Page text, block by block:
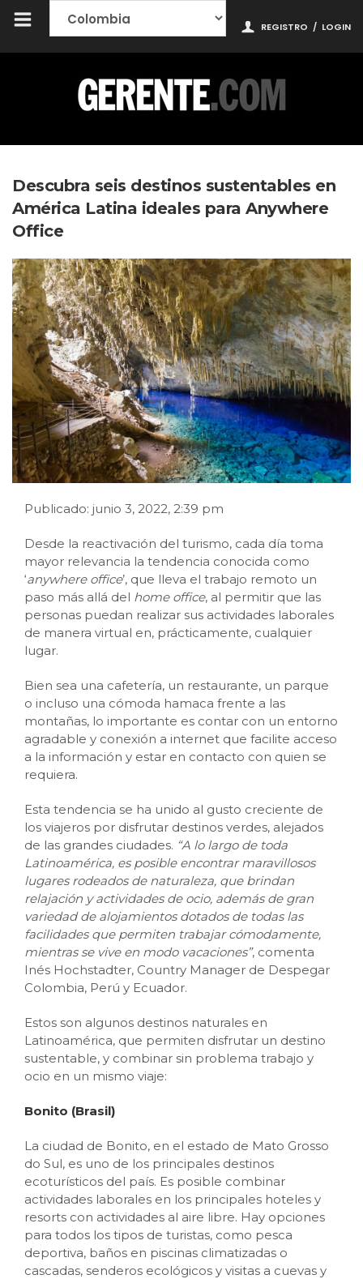
REGISTRO / LOGIN
Descubra seis destinos sustentables en
América Latina ideales para Anywhere
Office
Publicado: junio 3, 2022, 2:39 pm
Desde la reactivación del turismo, cada día toma
mayor relevancia la tendencia conocida como
‘anywhere office’, que lleva el trabajo remoto un
paso más allá del home office, al permitir que las
personas puedan realizar sus actividades laborales
de manera virtual en, prácticamente, cualquier
lugar.
Bien sea una cafetería, un restaurante, un parque
o incluso una cómoda hamaca frente a las
montañas, lo importante es contar con un entorno
agradable y conexión a internet que facilite acceso
a la información y estar en contacto con quien se
requiera.
Esta tendencia se ha unido al gusto creciente de
los viajeros por disfrutar destinos verdes, alejados
de las grandes ciudades. “A lo largo de toda
Latinoamérica, es posible encontrar maravillosos
lugares rodeados de naturaleza, que brindan
relajación y actividades de ocio, además de gran
variedad de alojamientos dotados de todas las
facilidades que permiten trabajar cómodamente,
mientras se vive en modo vacaciones”, comenta
Inés Hochstadter, Country Manager de Despegar
Colombia, Perú y Ecuador.
Estos son algunos destinos naturales en
Latinoamérica, que permiten disfrutar un destino
sustentable, y combinar sin problema trabajo y
ocio en un mismo viaje:
Bonito (Brasil)
La ciudad de Bonito, en el estado de Mato Grosso
do Sul, es uno de los principales destinos
ecoturísticos del país. Es posible combinar
actividades laborales en los principales hoteles y
resorts con actividades al aire libre. Hay opciones
para todos los tipos de turistas, como pesca
deportiva, baños en piscinas climatizadas o
cascadas, senderos ecológicos y visitas a cuevas y